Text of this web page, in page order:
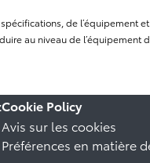
de
au niveau de
Cookie Policy
Avis sur les cookies
Préférences en matière